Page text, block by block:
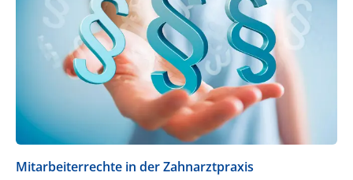
Mitarbeiterrechte in der Zahnarztpraxis